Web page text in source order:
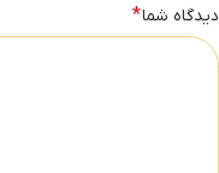
دیدگاه شما*